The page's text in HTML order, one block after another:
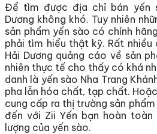
Để tìm được địa chỉ bán yến
Dương không khó. Tuy nhiên
sản phẩm yến sào có chính
phải tìm hiểu thật kỹ. Rất
Hải Dương quảng cáo về sản
nhiên thực tế cho thấy có khá
danh là yến sào Nha Trang
pha lẫn hóa chất, tạp chất.
cung cấp ra thị trường sản phẩm
đến với Zii Yến bạn hoàn
lượng của yến sào.